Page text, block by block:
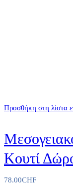
Προσθήκη στη λίστα
Κουτί
78.00CHF